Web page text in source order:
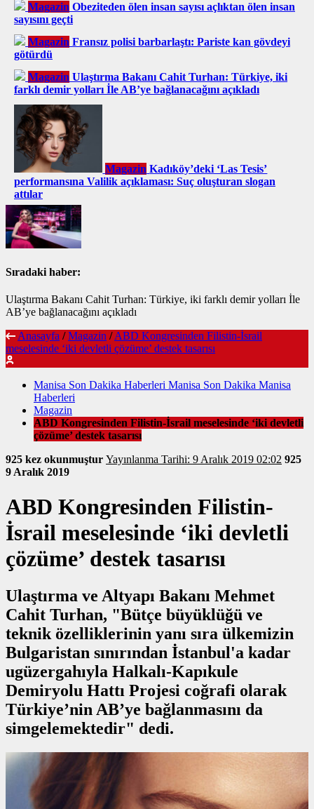
Magazin Obeziteden ölen insan sayısı açlıktan ölen insan
sayısını geçti
Magazin Fransız polisi barbarlaştı: Pariste kan gövdeyi
götürdü
Magazin Ulaştırma Bakanı Cahit Turhan: Türkiye, iki
farklı demir yolları İle AB’ye bağlanacağını açıkladı
Magazin Kadıköy’deki ‘Las Tesis’
performansına Valilik açıklaması: Suç oluşturan slogan
attılar
Sıradaki haber:
Ulaştırma Bakanı Cahit Turhan: Türkiye, iki farklı demir yolları İle
AB’ye bağlanacağını açıkladı
Anasayfa / Magazin / ABD Kongresinden Filistin-İsrail
meselesinde ‘iki devletli çözüme’ destek tasarısı
Manisa Son Dakika Haberleri Manisa Son Dakika Manisa
Haberleri
Magazin
ABD Kongresinden Filistin-İsrail meselesinde ‘iki devletli
çözüme’ destek tasarısı
925 kez okunmuştur Yayınlanma Tarihi: 9 Aralık 2019 02:02 925
9 Aralık 2019
ABD Kongresinden Filistin-
İsrail meselesinde ‘iki devletli
çözüme’ destek tasarısı
Ulaştırma ve Altyapı Bakanı Mehmet
Cahit Turhan, "Bütçe büyüklüğü ve
teknik özelliklerinin yanı sıra ülkemizin
Bulgaristan sınırından İstanbul'a kadar
ugüzergahıyla Halkalı-Kapıkule
Demiryolu Hattı Projesi coğrafi olarak
Türkiye’nin AB’ye bağlanmasını da
simgelemektedir" dedi.